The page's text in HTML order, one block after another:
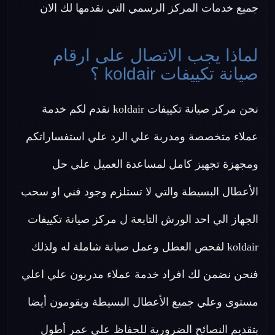
جميع خدمات المركز الرسمي التي نقدمها لك الان
لماذا يجب الاتصال على ارقام
صيانة تكييفات koldair ؟
نحن مركز صيانة تكييفات koldair نقدم لكم خدمة
عملاء متخصصة ومدربة علي الرد علي استفساراتكم
ومجهزة تجهيز كامل لمساعدة العميل علي حل
الأعطال البسيطة والتي لا تستلزم وجود فني او سحب
الجهاز الي احد الورش التابعة ل مركز صيانة تكييفات
koldair لفحص العطل وعمل صيانة شاملة له ولذلك
فنحن نضمن لك افراد خدمة عملاء مدربون علي اعلي
مستوى وعلي جميع الأعطال البسيطة ويقومون أيضا
بتقديم النصائح الضرورية للحفاظ علي عمر أطول